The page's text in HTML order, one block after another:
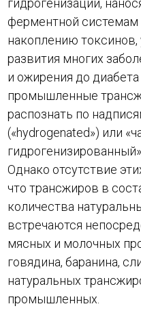
гидрогенизации,
ферментной системам
накоплению
развития многих
и ожирения до диабета
промышленные
распознать по
(«hydrogenated») или
Однако отсутствие
что трансжиров в
количества
встречаются
мясных и молочных
говядина, баранина,
натуральных
промышленных.